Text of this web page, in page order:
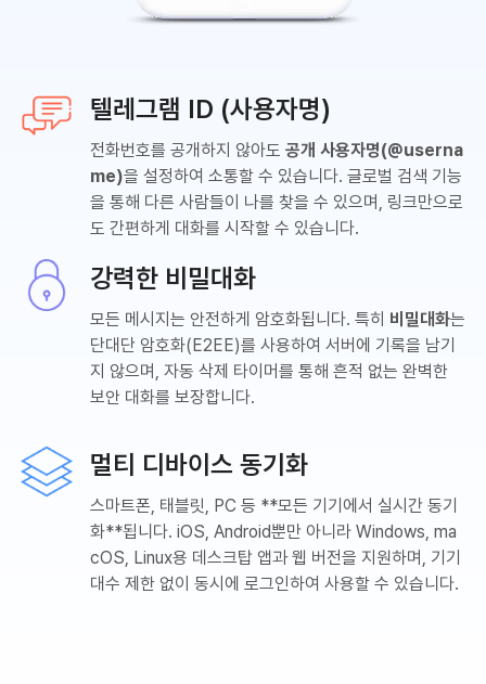
텔레그램 ID (사용자명)
전화번호를 공개하지 않아도 공개 사용자명(@userna
me)을 설정하여 소통할 수 있습니다. 글로벌 검색 기능
을 통해 다른 사람들이 나를 찾을 수 있으며, 링크만으로
도 간편하게 대화를 시작할 수 있습니다.
강력한 비밀대화
모든 메시지는 안전하게 암호화됩니다. 특히 비밀대화는
단대단 암호화(E2EE)를 사용하여 서버에 기록을 남기
지 않으며, 자동 삭제 타이머를 통해 흔적 없는 완벽한
보안 대화를 보장합니다.
멀티 디바이스 동기화
스마트폰, 태블릿, PC 등 **모든 기기에서 실시간 동기
화**됩니다. iOS, Android뿐만 아니라 Windows, ma
cOS, Linux용 데스크탑 앱과 웹 버전을 지원하며, 기기
대수 제한 없이 동시에 로그인하여 사용할 수 있습니다.